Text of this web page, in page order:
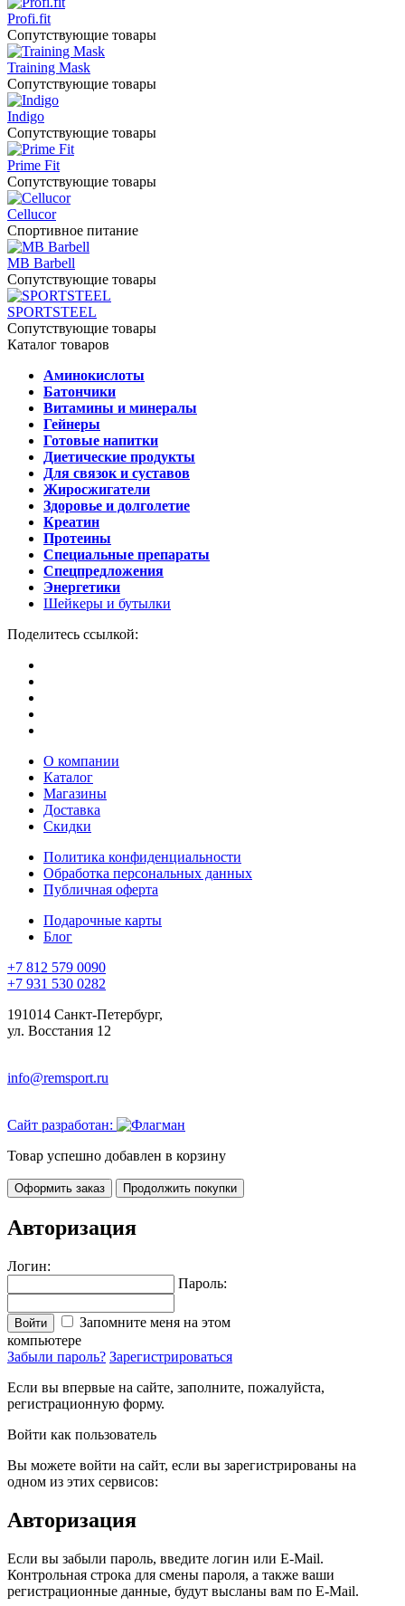
Profi.fit
Сопутствующие товары
Training Mask
Сопутствующие товары
Indigo
Сопутствующие товары
Prime Fit
Сопутствующие товары
Cellucor
Спортивное питание
MB Barbell
Сопутствующие товары
SPORTSTEEL
Сопутствующие товары
Каталог товаров
Аминокислоты
Батончики
Витамины и минералы
Гейнеры
Готовые напитки
Диетические продукты
Для связок и суставов
Жиросжигатели
Здоровье и долголетие
Креатин
Протеины
Специальные препараты
Спецпредложения
Энергетики
Шейкеры и бутылки
Поделитесь ссылкой:
О компании
Каталог
Магазины
Доставка
Скидки
Политика конфиденциальности
Обработка персональных данных
Публичная оферта
Подарочные карты
Блог
+7 812 579 0090
+7 931 530 0282
191014 Санкт-Петербург,
ул. Восстания 12
info@remsport.ru
Сайт разработан:
Товар успешно добавлен в корзину
Оформить заказ Продолжить покупки
Авторизация
Логин:
Пароль:
Войти
Запомните меня на этом
компьютере
Забыли пароль? Зарегистрироваться
Если вы впервые на сайте, заполните, пожалуйста,
регистрационную форму.
Войти как пользователь
Вы можете войти на сайт, если вы зарегистрированы на
одном из этих сервисов:
Авторизация
Если вы забыли пароль, введите логин или E-Mail.
Контрольная строка для смены пароля, а также ваши
регистрационные данные, будут высланы вам по E-Mail.